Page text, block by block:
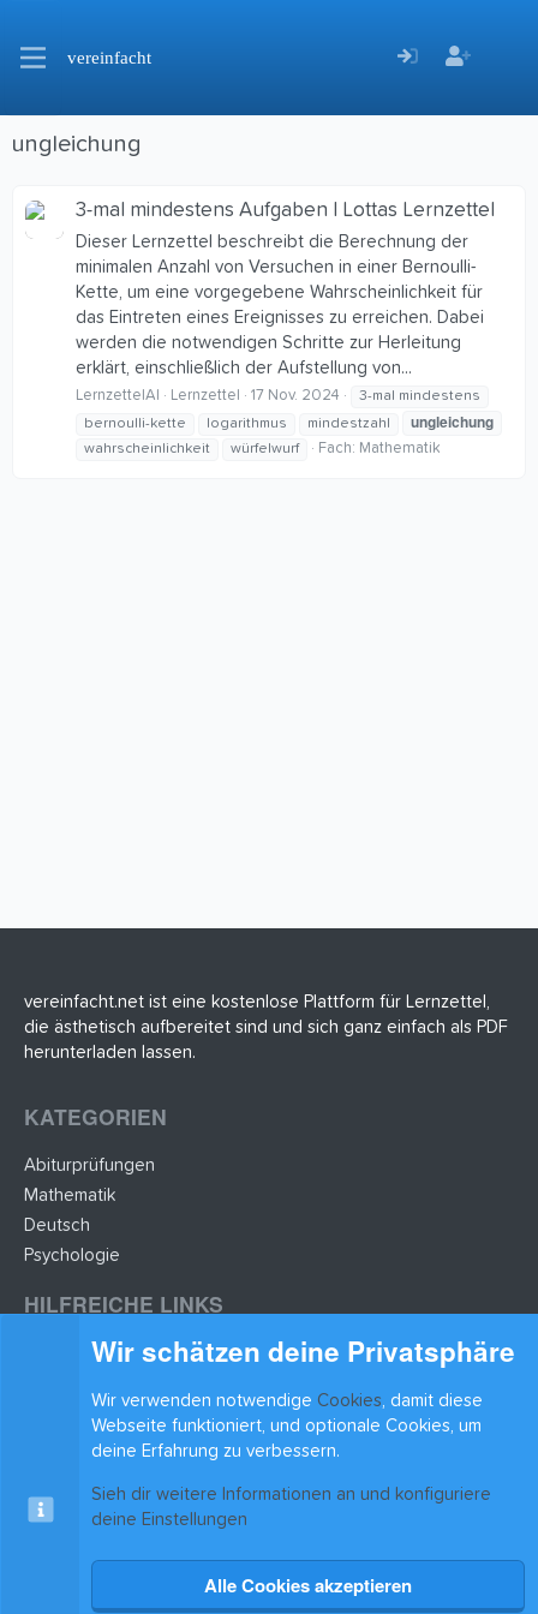
vereinfacht
ungleichung
3-mal mindestens Aufgaben | Lottas Lernzettel
Dieser Lernzettel beschreibt die Berechnung der
minimalen Anzahl von Versuchen in einer Bernoulli-
Kette, um eine vorgegebene Wahrscheinlichkeit für
das Eintreten eines Ereignisses zu erreichen. Dabei
werden die notwendigen Schritte zur Herleitung
erklärt, einschließlich der Aufstellung von...
LernzettelAI Lernzettel 17 Nov. 2024
3-mal mindestens
bernoulli-kette
logarithmus mindestzahl ungleichung
wahrscheinlichkeit würfelwurf Fach: Mathematik
vereinfacht.net ist eine kostenlose Plattform für Lernzettel,
die ästhetisch aufbereitet sind und sich ganz einfach als PDF
herunterladen lassen.
KATEGORIEN
Abiturprüfungen
Mathematik
Deutsch
Psychologie
HILFREICHE LINKS
Lernzettel hochladen
BLEIB AUF DEM LAUFENDEN
xenAwsome-GradientHeader
Kontakt
Nutzungsbedingungen
Datenschutz Hilfe & Support Start
Wir schätzen deine Privatsphäre
Wir verwenden notwendige Cookies, damit diese
Webseite funktioniert, und optionale Cookies, um
deine Erfahrung zu verbessern.
Sieh dir weitere Informationen an und konfiguriere
deine Einstellungen
Alle Cookies akzeptieren